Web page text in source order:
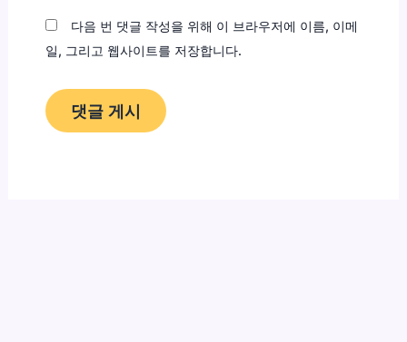
다음 번 댓글 작성을 위해 이 브라우저에 이름, 이메
일, 그리고 웹사이트를 저장합니다.